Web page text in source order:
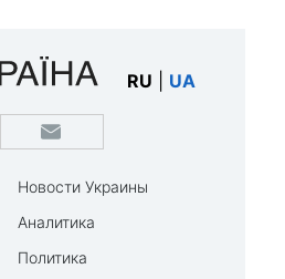
RU UA
Новости Украины
Аналитика
Политика